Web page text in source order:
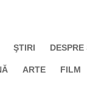
ŞTIRI DESPRE
ARTE FILM